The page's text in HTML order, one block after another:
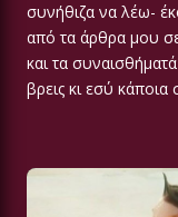
συνήθιζα να λέω-
από τα άρθρα μου
και τα
βρεις κι εσύ